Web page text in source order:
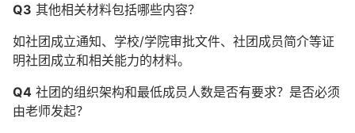
Q3 其他相关材料包括哪些内容？
如社团成立通知、学校/学院审批文件、社团成员简介等证
明社团成立和相关能力的材料。
Q4 社团的组织架构和最低成员人数是否有要求？是否必须
由老师发起？